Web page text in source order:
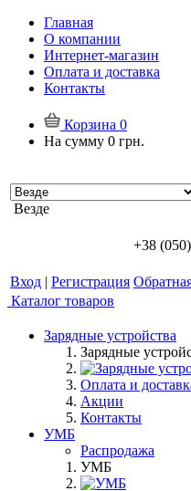
Главная
О компании
Интернет-магазин
Оплата и доставка
Контакты
Корзина 0
На сумму 0 грн.
Везде
+38
Вход | Регистрация
Каталог товаров
Зарядные устройства
Зарядные
Оплата и
Акции
Контакты
УМБ
Распродажа
УМБ